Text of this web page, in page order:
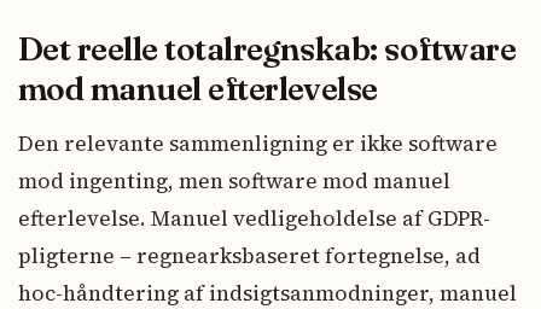
Det reelle totalregnskab: software
mod manuel efterlevelse
Den relevante sammenligning er ikke software
mod ingenting, men software mod manuel
efterlevelse. Manuel vedligeholdelse af GDPR-
pligterne – regnearksbaseret fortegnelse, ad
hoc-håndtering af indsigtsanmodninger, manuel